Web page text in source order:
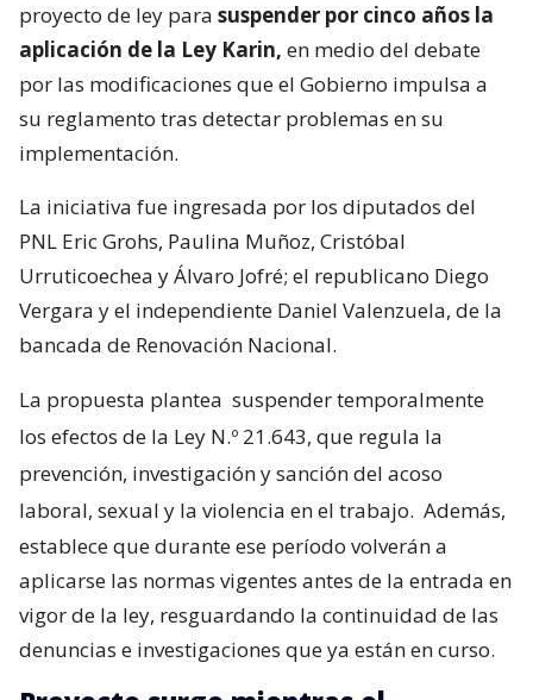
proyecto de ley para suspender por cinco años la
aplicación de la Ley Karin, en medio del debate
por las modificaciones que el Gobierno impulsa a
su reglamento tras detectar problemas en su
implementación.
La iniciativa fue ingresada por los diputados del
PNL Eric Grohs, Paulina Muñoz, Cristóbal
Urruticoechea y Álvaro Jofré; el republicano Diego
Vergara y el independiente Daniel Valenzuela, de la
bancada de Renovación Nacional.
La propuesta plantea suspender temporalmente
los efectos de la Ley N.º 21.643, que regula la
prevención, investigación y sanción del acoso
laboral, sexual y la violencia en el trabajo. Además,
establece que durante ese período volverán a
aplicarse las normas vigentes antes de la entrada en
vigor de la ley, resguardando la continuidad de las
denuncias e investigaciones que ya están en curso.